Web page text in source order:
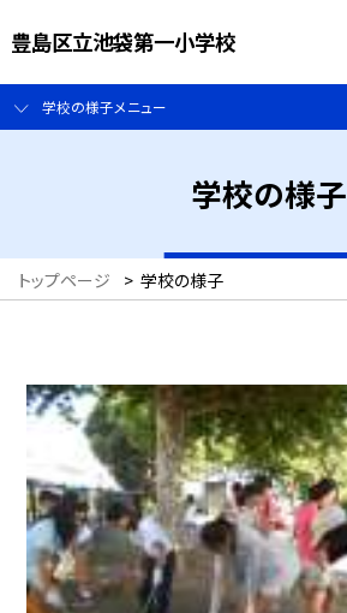
豊島区立池袋第一小学校
学校の様子メニュー
学校の様子
トップページ > 学校の様子